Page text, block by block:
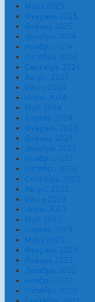
Март 2025
Февраль 2025
Январь 2025
Декабрь 2024
Ноябрь 2024
Октябрь 2024
Сентябрь 2024
Август 2024
Июль 2024
Июнь 2024
Май 2024
Апрель 2024
Февраль 2024
Январь 2024
Декабрь 2023
Ноябрь 2023
Октябрь 2023
Сентябрь 2023
Август 2023
Июль 2023
Июнь 2023
Май 2023
Апрель 2023
Март 2023
Февраль 2023
Январь 2023
Декабрь 2022
Ноябрь 2022
Октябрь 2022